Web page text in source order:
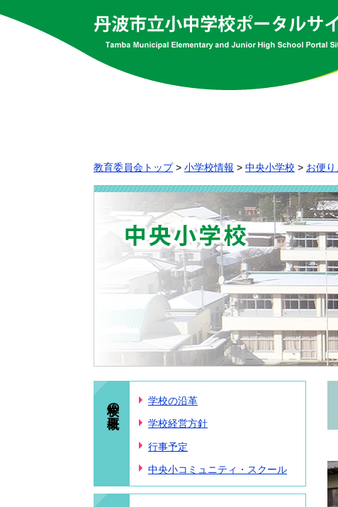
教育委員会トップ > 小学校情報 > 中央小学校 > お便
学校の概要 学校の沿革
学校経営方針
行事予定
中央小コミュニティ・スクール